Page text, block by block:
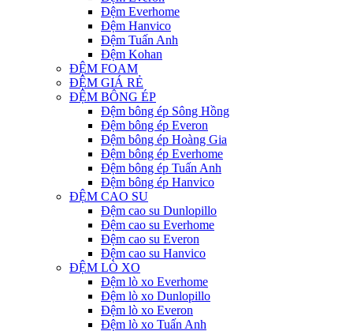
Đệm Everhome
Đệm Hanvico
Đệm Tuấn Anh
Đệm Kohan
ĐỆM FOAM
ĐỆM GIÁ RẺ
ĐỆM BÔNG ÉP
Đệm bông ép Sông Hồng
Đệm bông ép Everon
Đệm bông ép Hoàng Gia
Đệm bông ép Everhome
Đệm bông ép Tuấn Anh
Đệm bông ép Hanvico
ĐỆM CAO SU
Đệm cao su Dunlopillo
Đệm cao su Everhome
Đệm cao su Everon
Đệm cao su Hanvico
ĐỆM LÒ XO
Đệm lò xo Everhome
Đệm lò xo Dunlopillo
Đệm lò xo Everon
Đệm lò xo Tuấn Anh